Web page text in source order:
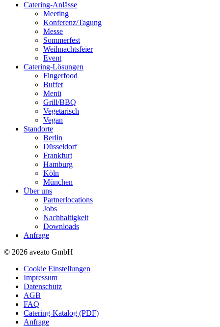
Catering-Anlässe
Meeting
Konferenz/Tagung
Messe
Sommerfest
Weihnachtsfeier
Event
Catering-Lösungen
Fingerfood
Buffet
Menü
Grill/BBQ
Vegetarisch
Vegan
Standorte
Berlin
Düsseldorf
Frankfurt
Hamburg
Köln
München
Über uns
Partnerlocations
Jobs
Nachhaltigkeit
Downloads
Anfrage
© 2026 aveato GmbH
Cookie Einstellungen
Impressum
Datenschutz
AGB
FAQ
Catering-Katalog (PDF)
Anfrage